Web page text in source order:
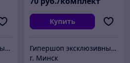
Гипершоп эксклюзивных товаров
Купить
Гипершоп эксклюзивных товаров
г. Минск